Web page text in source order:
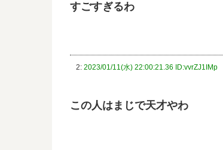
すごすぎるわ
2: 2023/01/11(水) 22:00:21.36 ID:vvrZJ1IMp
この人はまじで天才やわ